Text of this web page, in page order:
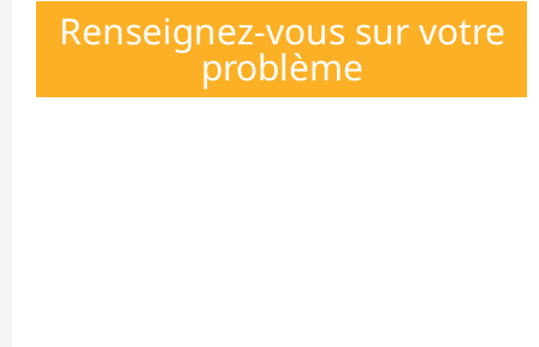
Renseignez-vous sur votre
problème